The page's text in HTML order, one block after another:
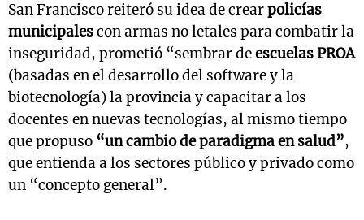
San Francisco reiteró su idea de crearpolicías
municipalescon armas no letales para combatir la
inseguridad, prometió “sembrar deescuelas PROA
(basadas en el desarrollo del software y la
biotecnología) la provincia y capacitar a los
docentes en nuevas tecnologías, al mismo tiempo
que propuso “un cambio de paradigma en salud”,
que entienda a los sectores público y privado como
un “concepto general”.